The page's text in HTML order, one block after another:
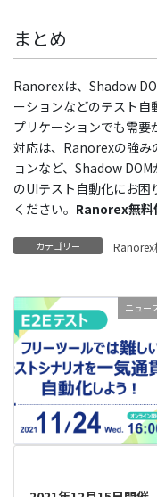
まとめ
Ranorexは、Shadow
ーションなどのテスト自
プリケーションでも需要
対応は、Ranorexの強み
ョンなど、Shadow
のUIテスト自動化にお
ください。 Ranorex無料
カテゴリー Ranorex
ニュー